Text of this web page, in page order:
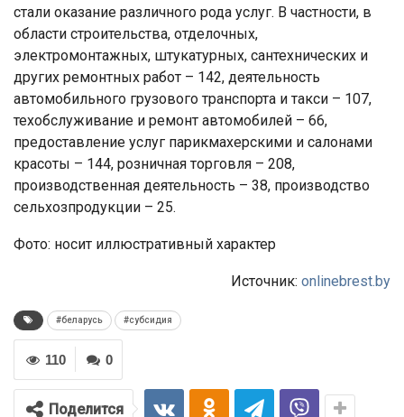
стали оказание различного рода услуг. В частности, в
области строительства, отделочных,
электромонтажных, штукатурных, сантехнических и
других ремонтных работ – 142, деятельность
автомобильного грузового транспорта и такси – 107,
техобслуживание и ремонт автомобилей – 66,
предоставление услуг парикмахерскими и салонами
красоты – 144, розничная торговля – 208,
производственная деятельность – 38, производство
сельхозпродукции – 25.
Фото: носит иллюстративный характер
Источник: onlinebrest.by
#беларусь #субсидия
0
110
Поделится